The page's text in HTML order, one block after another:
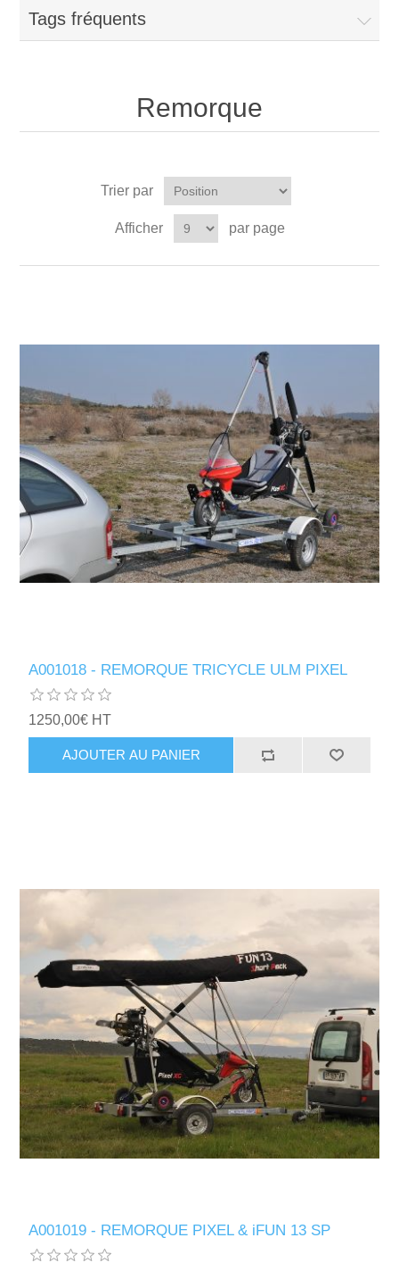
Tags fréquents
Remorque
Trier par
Afficher par page
A001018 - REMORQUE TRICYCLE ULM PIXEL
1250,00€ HT
AJOUTER AU PANIER
A001019 - REMORQUE PIXEL & iFUN 13 SP